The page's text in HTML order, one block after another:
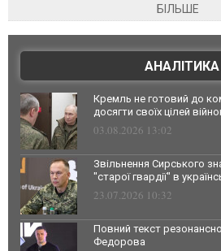
БІЛЬШЕ
АНАЛІТИКА
Кремль не готовий до
досягти своїх цілей
03.08.2026 13:02
Звільнення Сирського
"старої гвардії" в
23.07.2026 10:32
Повний текст
Федорова